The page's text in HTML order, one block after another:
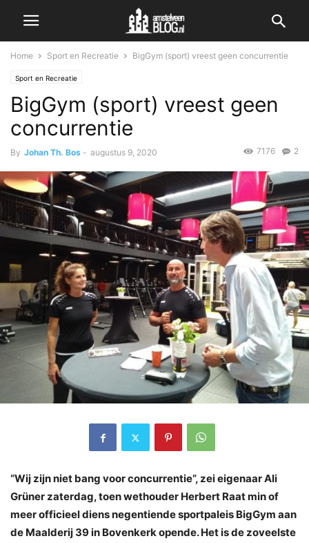
Home Sport en Recreatie BigGym (sport) vreest geen concurrentie
Sport en Recreatie
BigGym (sport) vreest geen
concurrentie
By Johan Th. Bos - augustus 9, 2020 2
7176
“Wij zijn niet bang voor concurrentie”, zei eigenaar Ali
Grüner zaterdag, toen wethouder Herbert Raat min of
meer officieel diens negentiende sportpaleis BigGym aan
de Maalderij 39 in Bovenkerk opende. Het is de zoveelste